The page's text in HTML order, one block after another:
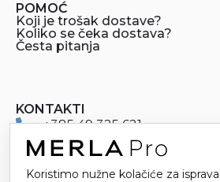
POMOĆ
Koji je trošak dostave?
Koliko se čeka dostava?
Česta pitanja
KONTAKTI
+385 49 325 621
merlapro@merla.hr
Koristimo nužne kolačiće za